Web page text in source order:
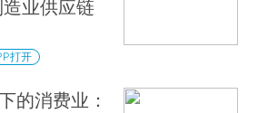
业供应链
打开
的消费业：